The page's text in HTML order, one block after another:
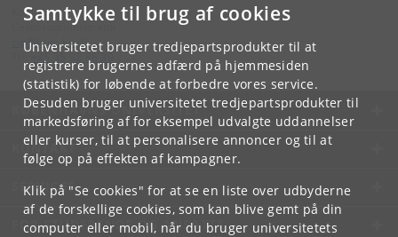
Samtykke til brug af cookies
Universitetet bruger tredjepartsprodukter til at
registrere brugernes adfærd på hjemmesiden
(statistik) for løbende at forbedre vores service.
Desuden bruger universitetet tredjepartsprodukter til
markedsføring af for eksempel udvalgte uddannelser
eller kurser, til at personalisere annoncer og til at
følge op på effekten af kampagner.
Klik på "Se cookies" for at se en liste over udbyderne
af de forskellige cookies, som kan blive gemt på din
computer eller mobil, når du bruger universitetets
Kontakt:
Centeradministrator
cip @hum.ku.dk
KØBENHAVNS UNIVERSITET
KONTAKT
SERVICES
FOR STUDERENDE OG ANSATTE